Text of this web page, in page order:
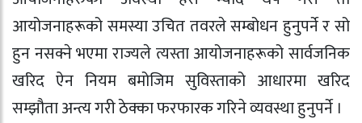
आयोजनाहरूको समस्या उचित तवरले सम्बोधन हुनुपर्ने र सो
हुन नसक्ने भएमा राज्यले त्यस्ता आयोजनाहरूको सार्वजनिक
खरिद ऐन नियम बमोजिम सुविस्ताको आधारमा खरिद
सम्झौता अन्त्य गरी ठेक्का फरफारक गरिने व्यवस्था हुनुपर्ने ।